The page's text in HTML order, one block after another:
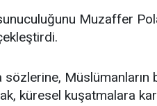
Muzaffer
sözlerine,
küresel kuşatmalara